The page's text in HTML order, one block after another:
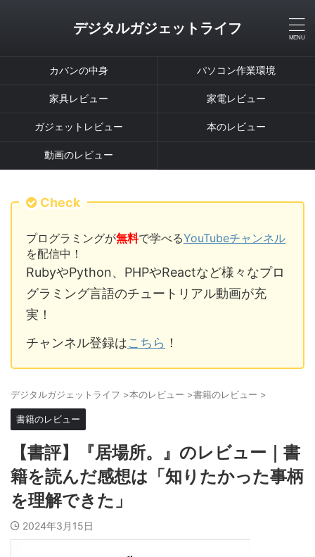
デジタルガジェットライフ
カバンの中身 パソコン作業環境
家具レビュー 家電レビュー
ガジェットレビュー 本のレビュー
動画のレビュー
Check
プログラミングが無料で学べるYouTubeチャンネル
を配信中！
RubyやPython、PHPやReactなど様々なプロ
グラミング言語のチュートリアル動画が充
実！
チャンネル登録はこちら ！
デジタルガジェットライフ >本のレビュー >書籍のレビュー >
書籍のレビュー
【書評】『居場所。』のレビュー｜書
籍を読んだ感想は「知りたかった事柄
を理解できた」
2024年3月15日